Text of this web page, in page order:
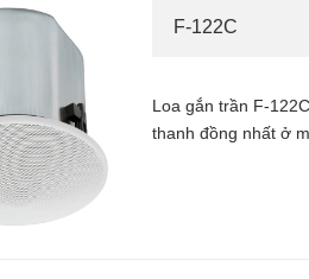
F-122C
Loa gắn trần F-
thanh đồng nhất ở